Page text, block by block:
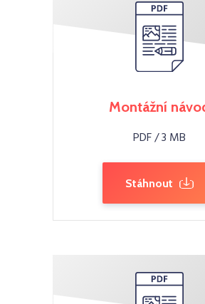
Montážní
PDF / 3 MB
Stáhnout